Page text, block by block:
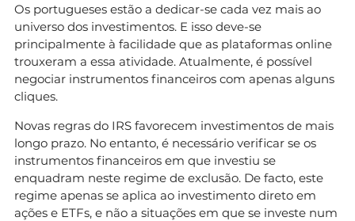
Os portugueses estão a dedicar-se cada vez mais ao
universo dos investimentos. E isso deve-se
principalmente à facilidade que as plataformas online
trouxeram a essa atividade. Atualmente, é possível
negociar instrumentos financeiros com apenas alguns
cliques.
Novas regras do IRS favorecem investimentos de mais
longo prazo. No entanto, é necessário verificar se os
instrumentos financeiros em que investiu se
enquadram neste regime de exclusão. De facto, este
regime apenas se aplica ao investimento direto em
ações e ETFs, e não a situações em que se investe num